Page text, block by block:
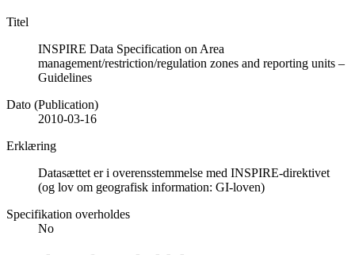
Titel
INSPIRE Data Specification on Area
management/restriction/regulation zones and reporting units –
Guidelines
Dato (Publication)
2010-03-16
Erklæring
Datasættet er i overensstemmelse med INSPIRE-direktivet
(og lov om geografisk information: GI-loven)
Specifikation overholdes
No